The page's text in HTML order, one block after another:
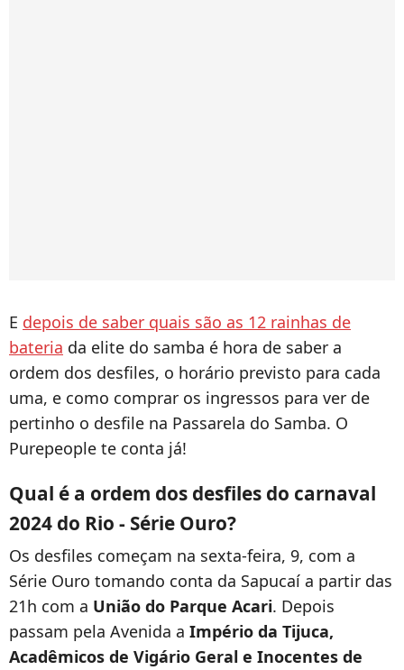
E depois de saber quais são as 12 rainhas de
bateria da elite do samba é hora de saber a
ordem dos desfiles, o horário previsto para cada
uma, e como comprar os ingressos para ver de
pertinho o desfile na Passarela do Samba. O
Purepeople te conta já!
Qual é a ordem dos desfiles do carnaval
2024 do Rio - Série Ouro?
Os desfiles começam na sexta-feira, 9, com a
Série Ouro tomando conta da Sapucaí a partir das
21h com a União do Parque Acari. Depois
passam pela Avenida a Império da Tijuca,
Acadêmicos de Vigário Geral e Inocentes de